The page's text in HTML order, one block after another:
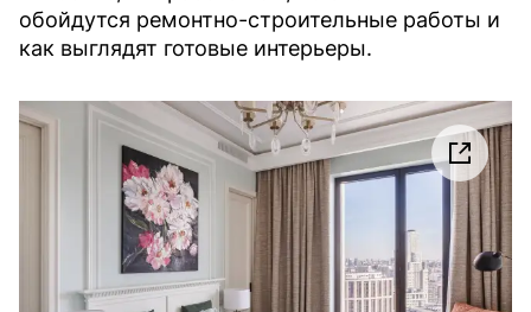
обойдутся ремонтно-строительные работы и
как выглядят готовые интерьеры.